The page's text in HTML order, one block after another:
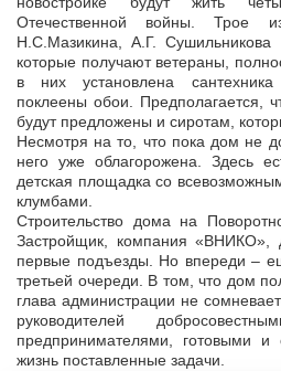
Отечественной войны. Трое
Н.С.Мазикина, А.Г.
которые получают ветераны,
в них установлена
поклеены обои. Предполагается,
будут предложены и сиротам,
Несмотря на то, что пока дом не
него уже облагорожена. Здесь
детская площадка со
клумбами.
Строительство дома на
Застройщик, компания «ВНИКО»,
первые подъезды. Но впереди –
третьей очереди. В том, что дом
глава администрации не
руководителей
предпринимателями, готовыми
жизнь поставленные задачи.